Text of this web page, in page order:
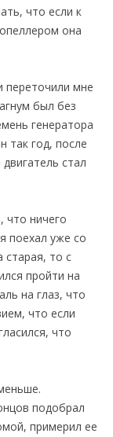
что если к
она
переточили мне
был без
генератора
так год, после
стал
что ничего
поехал уже со
старая, то с
пройти на
на глаз, что
что если
что
подобрал
примерил ее